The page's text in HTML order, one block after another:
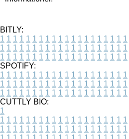
BITLY:
1 1 1 1 1 1 1 1 1 1 1 1 1 1 1 1 1 1 1 1
1 1 1 1 1 1 1 1 1 1 1 1 1 1 1 1 1 1 1 1
1 1 1 1 1 1 1 1 1 1 1 1 1 1 1 1 1 1 1 1
SPOTIFY:
1 1 1 1 1 1 1 1 1 1 1 1 1 1 1 1 1 1 1 1
1 1 1 1 1 1 1 1 1 1 1 1 1 1 1 1 1 1 1 1
1 1 1 1 1 1 1 1 1 1 1 1 1 1 1 1 1 1 1 1
CUTTLY BIO:
1
1 1 1 1 1 1 1 1 1 1 1 1 1 1 1 1 1 1 1 1
1 1 1 1 1 1 1 1 1 1 1 1 1 1 1 1 1 1 1 1